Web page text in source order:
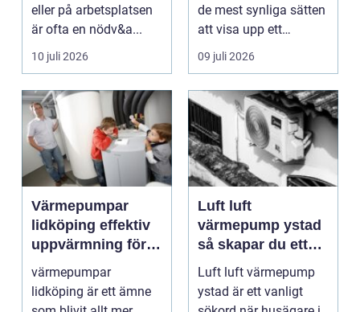
eller på arbetsplatsen
är ofta en nödv&a...
10 juli 2026
de mest synliga sätten
att visa upp ett
varum...
09 juli 2026
Värmepumpar
lidköping effektiv
uppvärmning för
hus och
fastigheter
värmepumpar
lidköping är ett ämne
Luft luft
värmepump ystad
så skapar du ett
behagligt
inomhusklimat
Året om
Luft luft värmepump
ystad är ett vanligt